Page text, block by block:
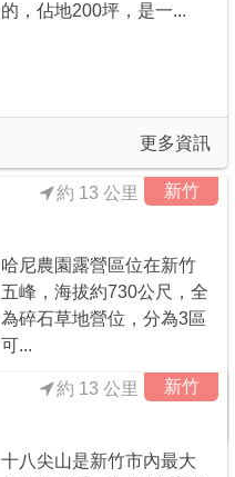
的，佔地200坪，是一...
更多資訊
新竹
約 13 公里
哈尼農園露營區位在新竹
五峰，海拔約730公尺，全
為碎石草地營位，分為3區
可...
新竹
約 13 公里
十八尖山是新竹市內最大